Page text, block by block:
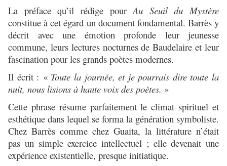
La préface qu’il rédige pourAu Seuil du Mystère
constitue à cet égard un document fondamental. Barrès y
décrit avec une émotion profonde leur jeunesse
commune, leurs lectures nocturnes de Baudelaire et leur
fascination pour les grands poètes modernes.
Il écrit : « Toute la journée, et je pourrais dire toute la
nuit, nous lisions à haute voix des poètes. »
Cette phrase résume parfaitement le climat spirituel et
esthétique dans lequel se forma la génération symboliste.
Chez Barrès comme chez Guaita, la littérature n’était
pas un simple exercice intellectuel ; elle devenait une
expérience existentielle, presque initiatique.